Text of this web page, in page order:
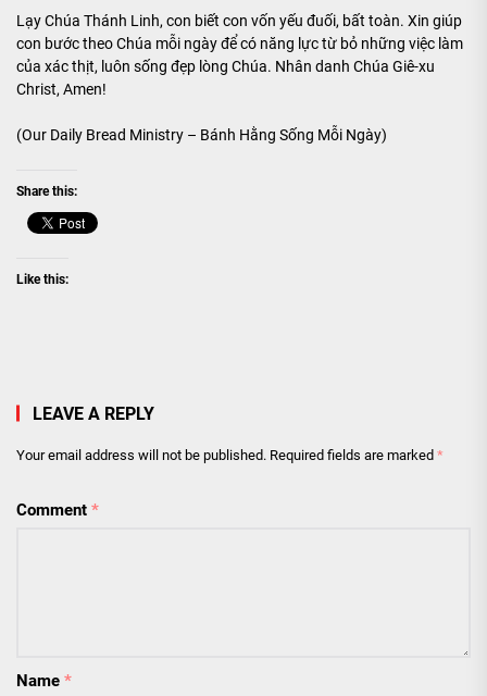
Lạy Chúa Thánh Linh, con biết con vốn yếu đuối, bất toàn. Xin giúp
con bước theo Chúa mỗi ngày để có năng lực từ bỏ những việc làm
của xác thịt, luôn sống đẹp lòng Chúa. Nhân danh Chúa Giê-xu
Christ, Amen!
(Our Daily Bread Ministry – Bánh Hằng Sống Mỗi Ngày)
Share this:
Like this:
LEAVE A REPLY
Your email address will not be published. Required fields are marked *
Comment *
Name *